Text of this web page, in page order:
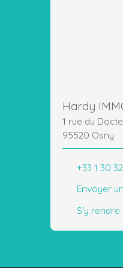
Hardy
1 rue du
95520 Osny
+33 1 30
Envoyer
S'y rendre